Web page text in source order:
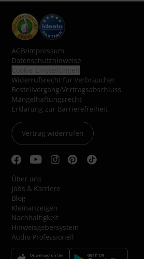
AGB/Impressum
Datenschutzhinweise
Widerrufsrecht für Verbraucher
Bestellvorgang/Vertragsabschluss
Mängelhaftungsrecht
Erklärung zur Barrierefreiheit
Vertrag widerrufen
Über uns
Jobs & Karriere
Blog
Kleinanzeigen
Nachhaltigkeit
Hinweisgebersystem
Audio Professionell